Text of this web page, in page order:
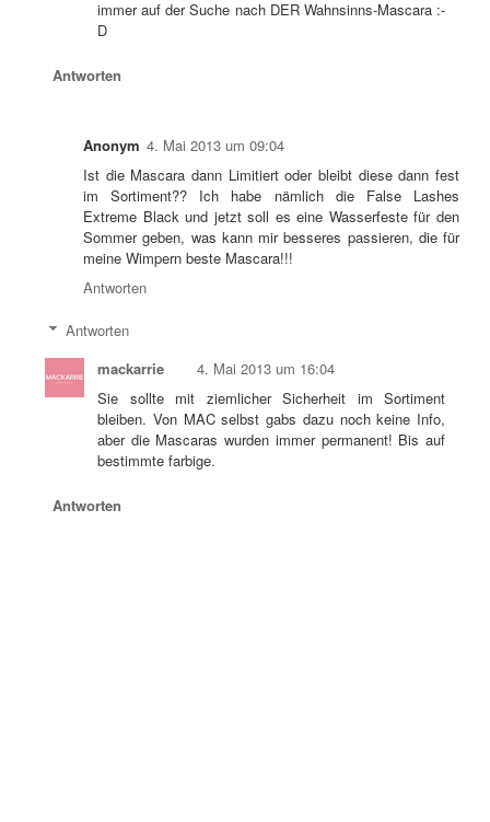
immer auf der Suche nach DER Wahnsinns-Mascara :-
D
Antworten
Anonym 4. Mai 2013 um 09:04
Ist die Mascara dann Limitiert oder bleibt diese dann fest
im Sortiment?? Ich habe nämlich die False Lashes
Extreme Black und jetzt soll es eine Wasserfeste für den
Sommer geben, was kann mir besseres passieren, die für
meine Wimpern beste Mascara!!!
Antworten
Antworten
mackarrie
4. Mai 2013 um 16:04
Sie sollte mit ziemlicher Sicherheit im Sortiment
bleiben. Von MAC selbst gabs dazu noch keine Info,
aber die Mascaras wurden immer permanent! Bis auf
bestimmte farbige.
Antworten